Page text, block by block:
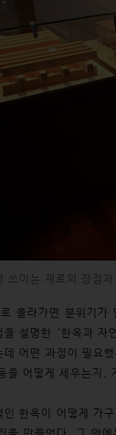
쓰이는 재료의 장점
올라가면 분위기가
을 설명한 ‘한옥과 자
데 어떤 과정이 필요
을 어떻게 세우는지,
인 한옥이 어떻게 가